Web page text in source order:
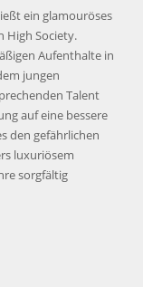
ein glamouröses
High Society.
Aufenthalte in
jungen
Talent
auf eine bessere
den gefährlichen
luxuriösem
sorgfältig